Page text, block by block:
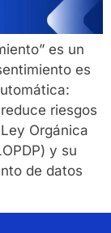
es un
es
riesgos
Orgánica
y su
de datos